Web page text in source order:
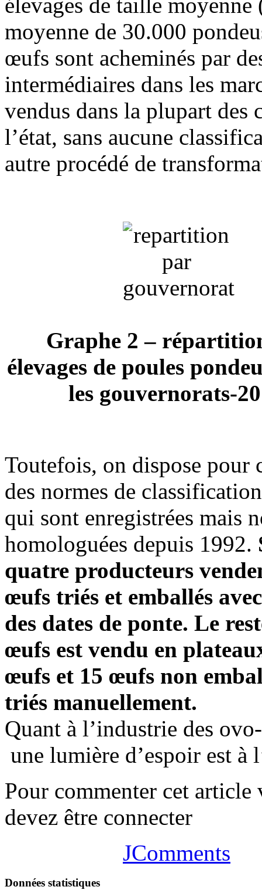
moyenne de 30.000
œufs sont acheminés par
intermédiaires dans les
vendus dans la plupart des
l’état, sans aucune
autre procédé de
Graphe 2 –
élevages de poules
les gouvernorats-
Toutefois, on dispose pour
des normes de
qui sont enregistrées mais
homologuées depuis 1992.
quatre producteurs
œufs triés et emballés
des dates de ponte. Le
œufs est vendu en
œufs et 15 œufs non
triés manuellement.
Quant à l’industrie des
une lumière d’espoir est à
Pour commenter cet article
devez être connecter
JComments
Données statistiques